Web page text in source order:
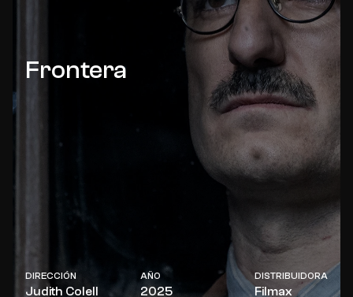
Frontera
DIRECCIÓN
Judith Colell
AÑO
2025
DISTRIBUIDORA
Filmax